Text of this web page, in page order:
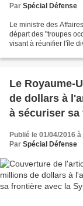
Par Spécial Défense
Le ministre des
départ des "troupes
visant à réunifier l'île
Le Royaume-
de dollars à
à sécuriser
Publié le 01/04/2016
Par Spécial Défense